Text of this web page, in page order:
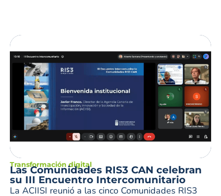
Transformación digital
Las Comunidades RIS3 CAN celebran
su III Encuentro Intercomunitario
La ACIISI reunió a las cinco Comunidades RIS3